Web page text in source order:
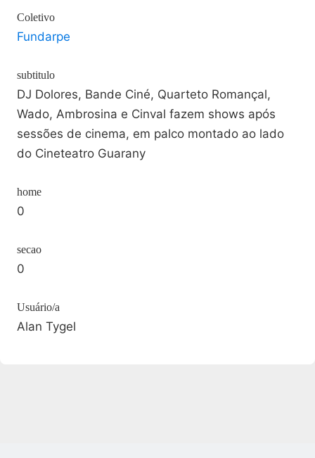
Coletivo
Fundarpe
subtitulo
DJ Dolores, Bande Ciné, Quarteto Romançal,
Wado, Ambrosina e Cinval fazem shows após
sessões de cinema, em palco montado ao lado
do Cineteatro Guarany
home
0
secao
0
Usuário/a
Alan Tygel